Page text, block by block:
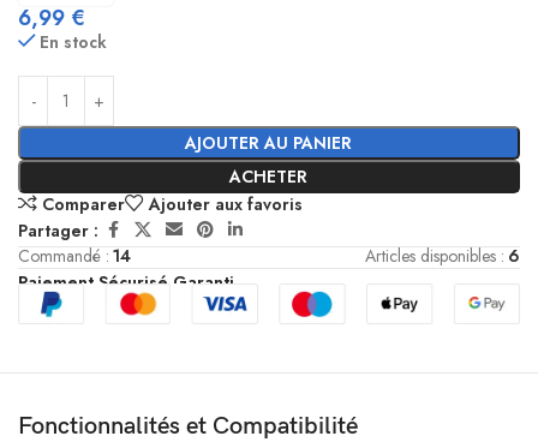
6,99 €
En stock
AJOUTER AU PANIER
ACHETER
Comparer
Ajouter aux favoris
Partager :
Commandé : 14 Articles disponibles : 6
Paiement Sécurisé Garanti
Fonctionnalités et Compatibilité